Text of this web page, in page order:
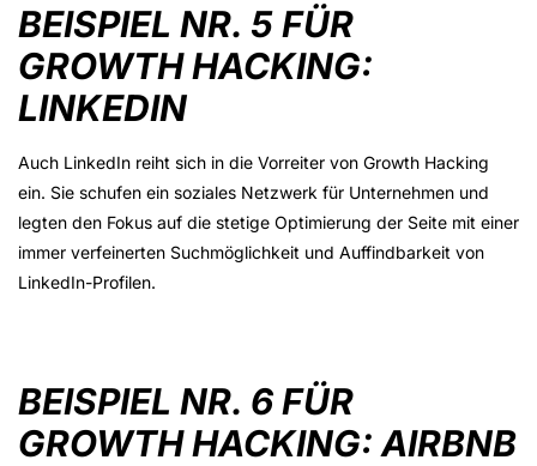
BEISPIEL NR. 5 FÜR
GROWTH HACKING:
LINKEDIN
Auch LinkedIn reiht sich in die Vorreiter von Growth Hacking
ein. Sie schufen ein soziales Netzwerk für Unternehmen und
legten den Fokus auf die stetige Optimierung der Seite mit einer
immer verfeinerten Suchmöglichkeit und Auffindbarkeit von
LinkedIn-Profilen.
BEISPIEL NR. 6 FÜR
GROWTH HACKING: AIRBNB